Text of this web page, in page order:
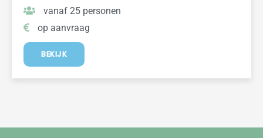
vanaf 25 personen
op aanvraag
BEKIJK